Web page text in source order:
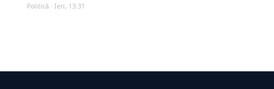
Politică · Ieri, 13:31